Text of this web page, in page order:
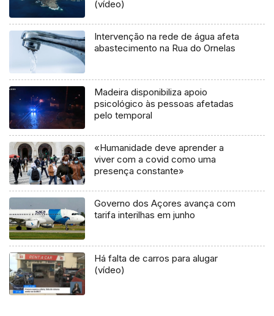
(vídeo)
Intervenção na rede de água afeta
abastecimento na Rua do Ornelas
Madeira disponibiliza apoio
psicológico às pessoas afetadas
pelo temporal
«Humanidade deve aprender a
viver com a covid como uma
presença constante»
Governo dos Açores avança com
tarifa interilhas em junho
Há falta de carros para alugar
(vídeo)